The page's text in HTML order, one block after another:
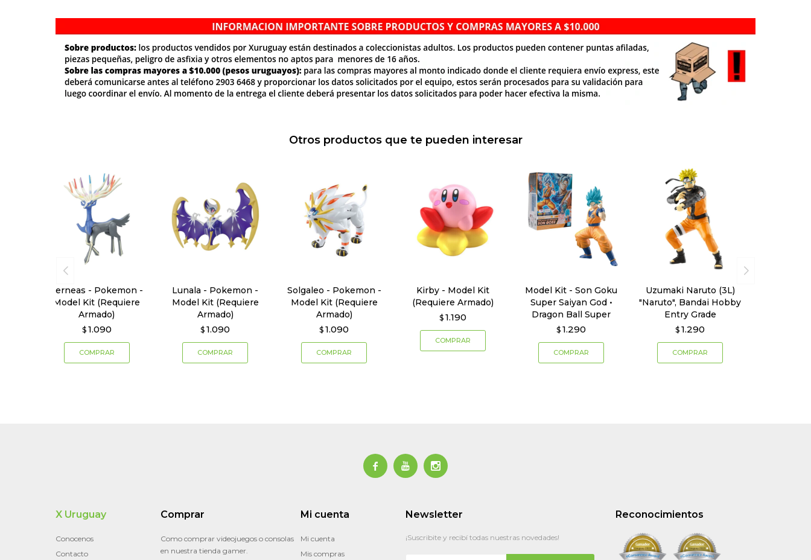
Otros productos que te pueden interesar
Xerneas - Pokemon -
Model Kit (Requiere
Armado)
$ 1.090
Lunala - Pokemon -
Model Kit (Requiere
Armado)
$ 1.090
Solgaleo - Pokemon -
Model Kit (Requiere
Armado)
$ 1.090
Kirby - Model Kit
(Requiere Armado)
$ 1.190
Model Kit - Son Goku
Super Saiyan God •
Dragon Ball Super
$ 1.290
Uzumaki Naruto (3L)
"Naruto", Bandai Hobby
Entry Grade
$ 1.290
  
Reconocimientos
X Uruguay
Conocenos
Contacto
Comprar
Como comprar videojuegos o consolas
en nuestra tienda gamer.
Mi cuenta
Mi cuenta
Mis compras
Newsletter
¡Suscribite y recibí todas nuestras novedades!